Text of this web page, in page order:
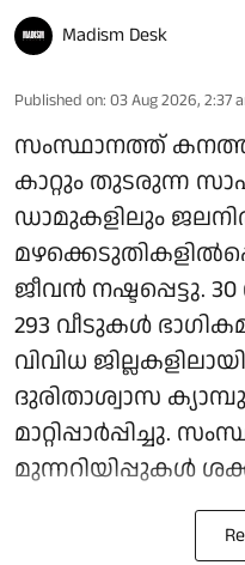
Madism Desk
Published on: 03 Aug 2026, 2:37
സംസ്ഥാനത്ത്
കാറ്റും തുടരുന്ന
ഡാമുകളിലും
ജീവന്‍
293 വീടുകള്‍
വിവിധ
ദുരിതാശ്വാസ
മാറ്റിപ്പാര്‍പ്പിച്ചു.
മുന്നറിയിപ്പുകള്‍